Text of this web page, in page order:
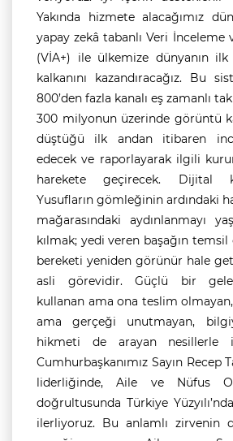
Yakında hizmete alacağımız
yapay zekâ tabanlı Veri İnceleme
(VİA+) ile ülkemize dünyanın
kalkanını kazandıracağız. Bu
800’den fazla kanalı eş zamanlı
300 milyonun üzerinde görüntü
düştüğü ilk andan itibaren
edecek ve raporlayarak ilgili
harekete geçirecek. Dijital
Yusufların gömleğinin ardındaki
mağarasındaki aydınlanmayı
kılmak; yedi veren başağın
bereketi yeniden görünür hale
asli görevidir. Güçlü bir
kullanan ama ona teslim
ama gerçeği unutmayan,
hikmeti de arayan nesillerle
Cumhurbaşkanımız Sayın Recep
liderliğinde, Aile ve Nüfus
doğrultusunda Türkiye
ilerliyoruz. Bu anlamlı zirvenin